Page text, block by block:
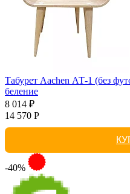
Табурет Aachen АТ-1 (без
беление
8 014 ₽
14 570 Р
-40%